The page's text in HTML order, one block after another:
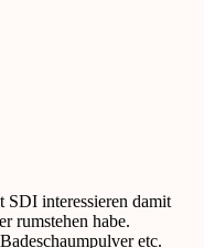
SDI interessieren damit
rumstehen habe.
etc.